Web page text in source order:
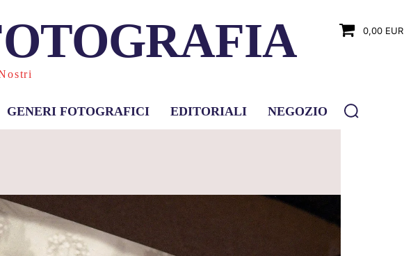
0,00 EUR
GENERI FOTOGRAFICI EDITORIALI NEGOZIO